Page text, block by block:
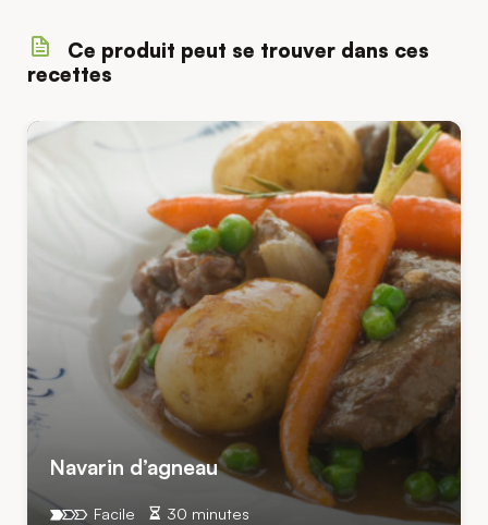
Ce produit peut se trouver dans ces
recettes
Navarin d’agneau
30 minutes
Facile